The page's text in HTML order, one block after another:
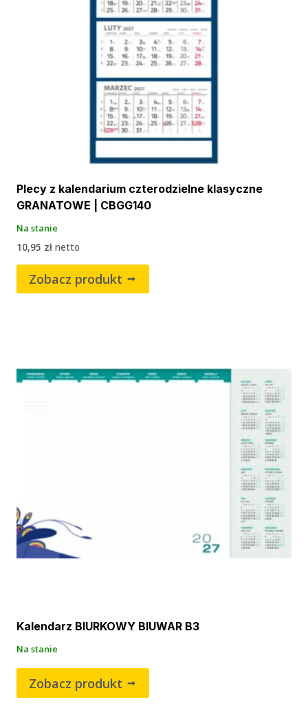
Plecy z kalendarium czterodzielne klasyczne
GRANATOWE | CBGG140
Na stanie
10,95 zł netto
Zobacz produkt
Kalendarz BIURKOWY BIUWAR B3
Na stanie
Zobacz produkt